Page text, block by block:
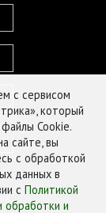
с сервисом
который
Cookie.
сайте, вы
с обработкой
данных в
с Политикой
обработки и